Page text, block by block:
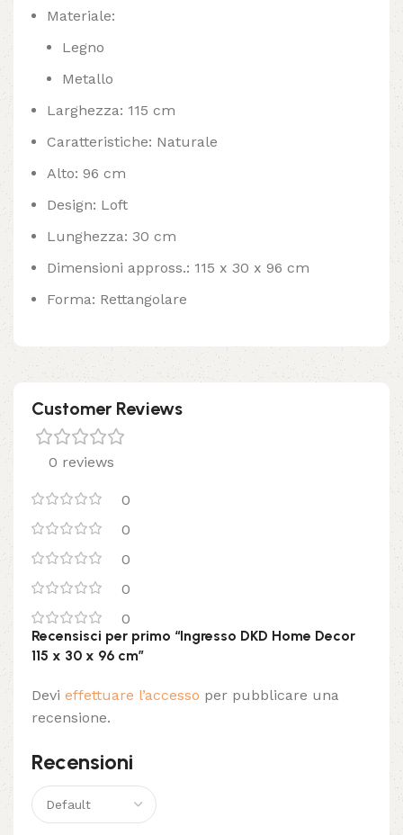
Materiale:
Legno
Metallo
Larghezza: 115 cm
Caratteristiche: Naturale
Alto: 96 cm
Design: Loft
Lunghezza: 30 cm
Dimensioni appross.: 115 x 30 x 96 cm
Forma: Rettangolare
Customer Reviews
0 reviews
0
0
0
0
0
Recensioni
Recensisci per primo “Ingresso DKD Home Decor
115 x 30 x 96 cm”
Devi effettuare l’accesso per pubblicare una
recensione.